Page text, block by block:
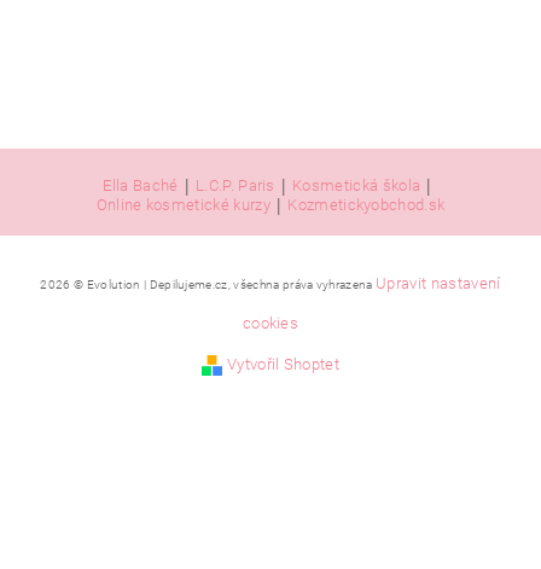
Ella Baché | L.C.P. Paris | Kosmetická škola |
Online kosmetické kurzy | Kozmetickyobchod.sk
2026 © Evolution | Depilujeme.cz, všechna práva vyhrazena Upravit nastavení
cookies
Vytvořil Shoptet